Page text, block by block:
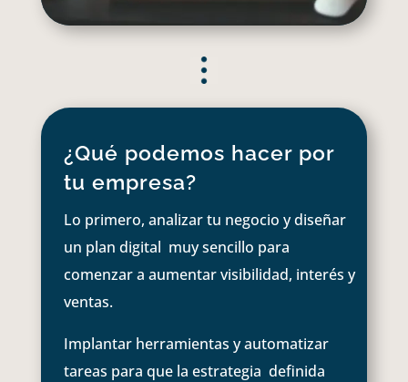
¿Qué podemos hacer por
tu empresa?
Lo primero, analizar tu negocio y diseñar
un plan digital muy sencillo para
comenzar a aumentar visibilidad, interés y
ventas.
Implantar herramientas y automatizar
tareas para que la estrategia definida